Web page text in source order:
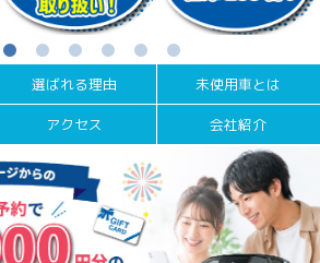
選ばれる理由 未使用車とは
アクセス 会社紹介